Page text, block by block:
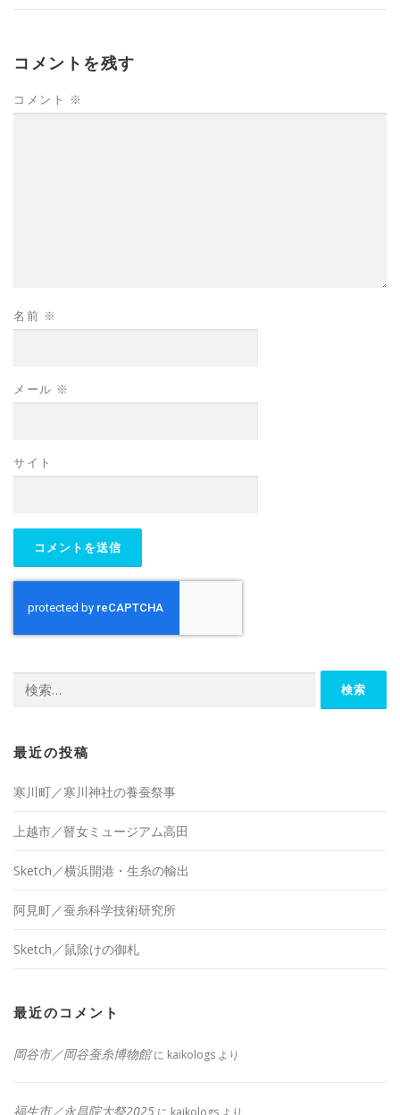
コメントを残す
コメント ※
名前 ※
メール ※
サイト
索:
最近の投稿
寒川町／寒川神社の養蚕祭事
上越市／瞽女ミュージアム高田
Sketch／横浜開港・生糸の輸出
阿見町／蚕糸科学技術研究所
Sketch／鼠除けの御札
最近のコメント
岡谷市／岡谷蚕糸博物館に kaikologs より
福生市／永昌院大祭2025